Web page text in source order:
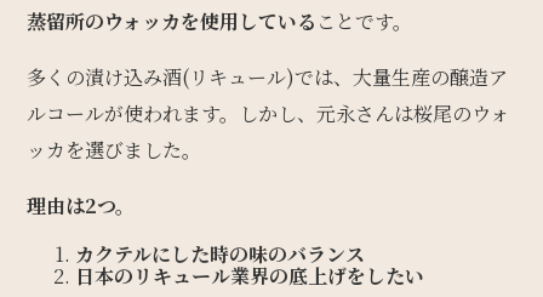
蒸留所のウォッカを使用している ことです。
多くの漬け込み酒(リキュール)では、大量生産の醸造ア
ルコールが使われます。しかし、元永さんは桜尾のウォ
ッカを選びました。
理由は2つ。
カクテルにした時の味のバランス
日本のリキュール業界の底上げをしたい